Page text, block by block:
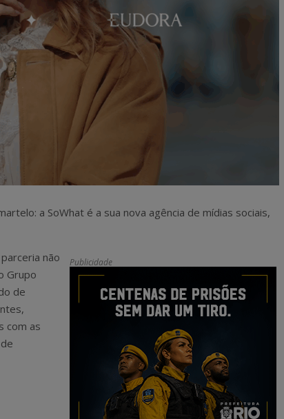
a SoWhat é a sua nova agência de mídias sociais,
Publicidade
não
Grupo
de
com as